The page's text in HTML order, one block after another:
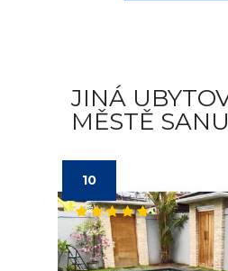
JINÁ
MĚSTĚ
10